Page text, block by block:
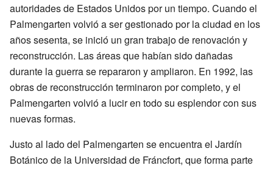
autoridades de Estados Unidos por un tiempo. Cuando el
Palmengarten volvió a ser gestionado por la ciudad en los
años sesenta, se inició un gran trabajo de renovación y
reconstrucción. Las áreas que habían sido dañadas
durante la guerra se repararon y ampliaron. En 1992, las
obras de reconstrucción terminaron por completo, y el
Palmengarten volvió a lucir en todo su esplendor con sus
nuevas formas.
Justo al lado del Palmengarten se encuentra el Jardín
Botánico de la Universidad de Fráncfort, que forma parte